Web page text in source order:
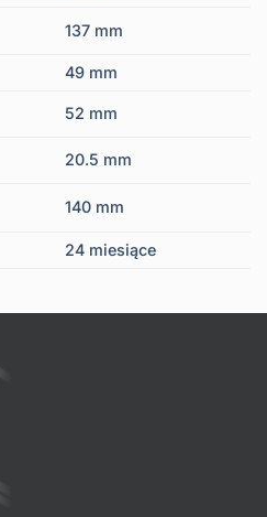
137 mm
49 mm
52 mm
20.5 mm
140 mm
24 miesiące